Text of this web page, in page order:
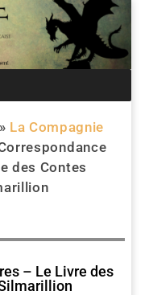
» La Compagnie
des Contes
– Le Livre des